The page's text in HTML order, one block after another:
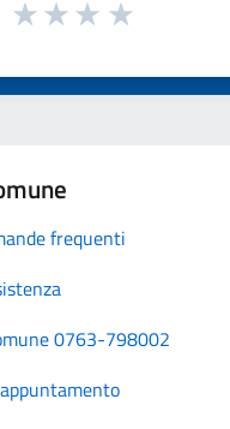
frequenti
0763-798002